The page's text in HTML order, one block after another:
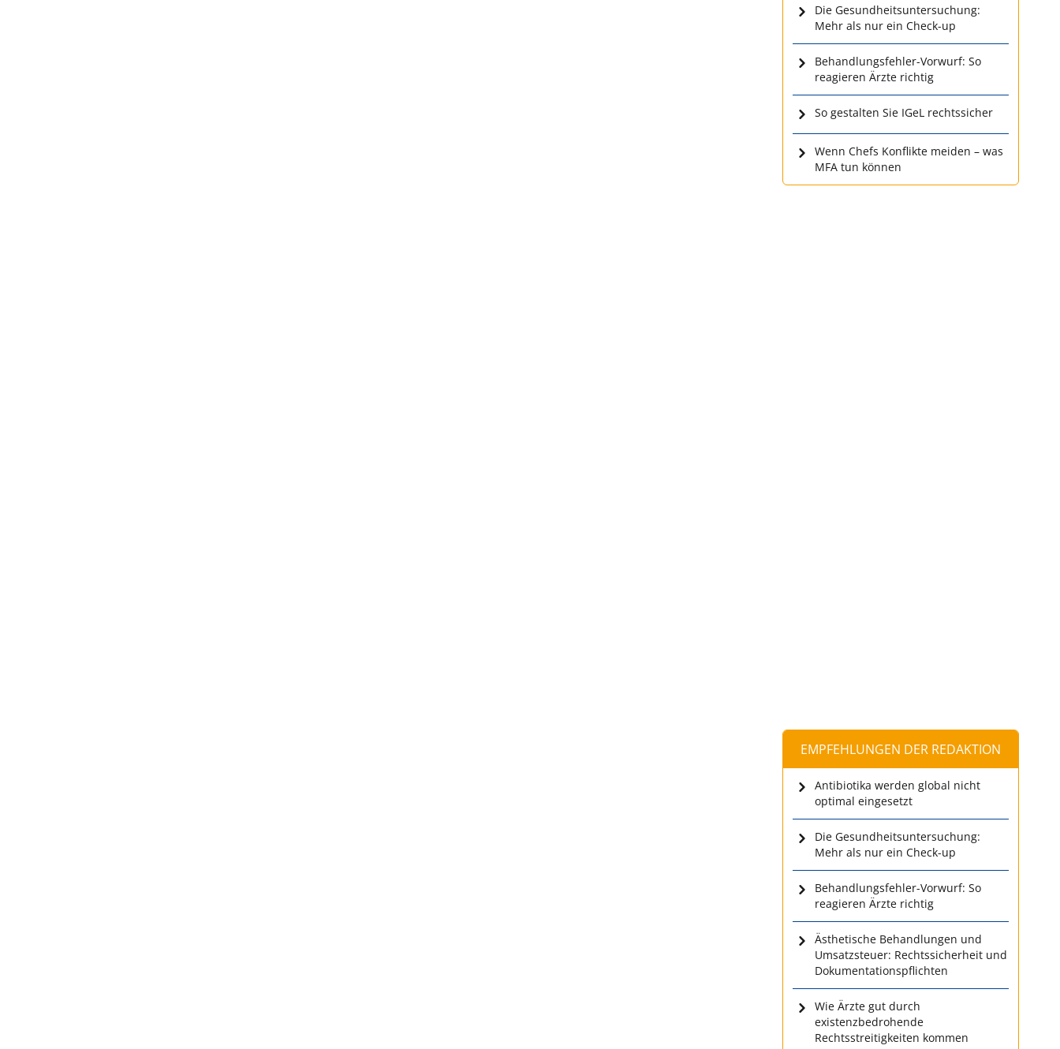
Die Gesundheitsuntersuchung:
Mehr als nur ein Check-up
Behandlungsfehler-Vorwurf: So
reagieren Ärzte richtig
So gestalten Sie IGeL rechtssicher
Wenn Chefs Konflikte meiden – was
MFA tun können
EMPFEHLUNGEN DER REDAKTION
Antibiotika werden global nicht
optimal eingesetzt
Die Gesundheitsuntersuchung:
Mehr als nur ein Check-up
Behandlungsfehler-Vorwurf: So
reagieren Ärzte richtig
Ästhetische Behandlungen und
Umsatzsteuer: Rechtssicherheit und
Dokumentationspflichten
Wie Ärzte gut durch
existenzbedrohende
Rechtsstreitigkeiten kommen